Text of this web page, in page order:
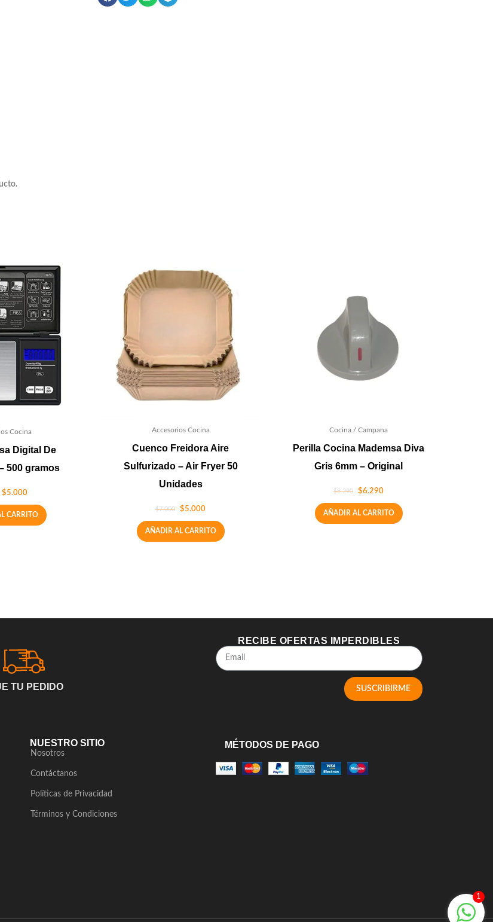
Cocina
Digital De
500 gramos
$5.000
CARRITO
Accesorios Cocina
Cuenco Freidora Aire
Sulfurizado – Air Fryer 50
Unidades
$7.000 $5.000
AÑADIR AL CARRITO
Cocina / Campana
Perilla Cocina Mademsa Diva
Gris 6mm – Original
$8.290 $6.290
AÑADIR AL CARRITO
TU PEDIDO
RECIBE OFERTAS IMPERDIBLES
SUSCRIBIRME
NUESTRO SITIO
Nosotros
Contáctanos
Políticas de Privacidad
Términos y Condiciones
MÉTODOS DE PAGO
1